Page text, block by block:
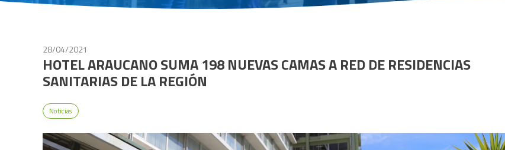
28/04/2021
HOTEL ARAUCANO SUMA 198 NUEVAS CAMAS A RED DE RESIDENCIAS
SANITARIAS DE LA REGIÓN
Noticias